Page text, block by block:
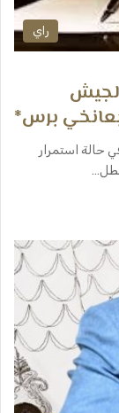
راي
برس*
حالة استمرار